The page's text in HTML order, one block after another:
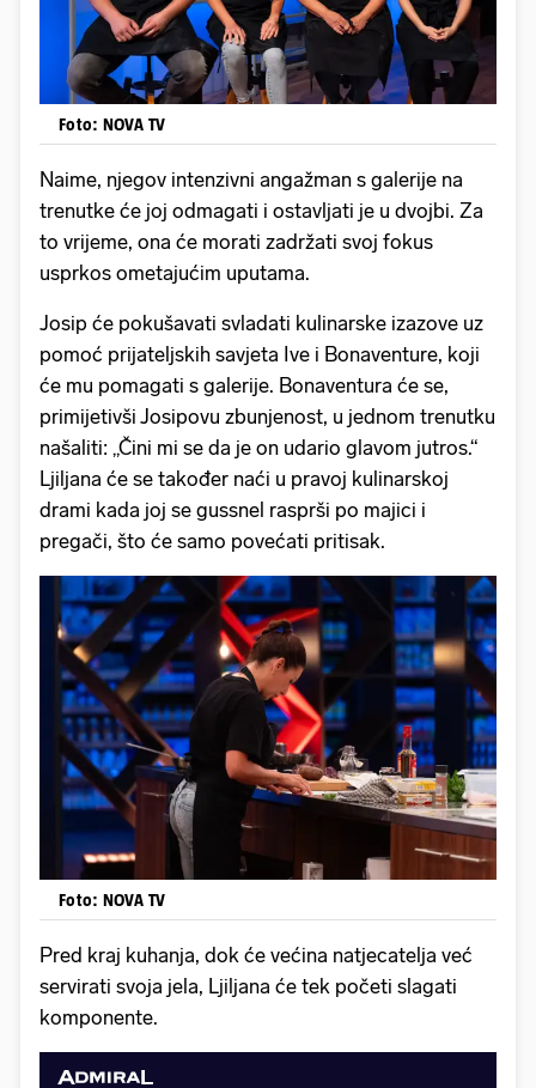
Foto: NOVA TV
Naime, njegov intenzivni angažman s galerije na
trenutke će joj odmagati i ostavljati je u dvojbi. Za
to vrijeme, ona će morati zadržati svoj fokus
usprkos ometajućim uputama.
Josip će pokušavati svladati kulinarske izazove uz
pomoć prijateljskih savjeta Ive i Bonaventure, koji
će mu pomagati s galerije. Bonaventura će se,
primijetivši Josipovu zbunjenost, u jednom trenutku
našaliti: „Čini mi se da je on udario glavom jutros.“
Ljiljana će se također naći u pravoj kulinarskoj
drami kada joj se gussnel rasprši po majici i
pregači, što će samo povećati pritisak.
Foto: NOVA TV
Pred kraj kuhanja, dok će većina natjecatelja već
servirati svoja jela, Ljiljana će tek početi slagati
komponente.